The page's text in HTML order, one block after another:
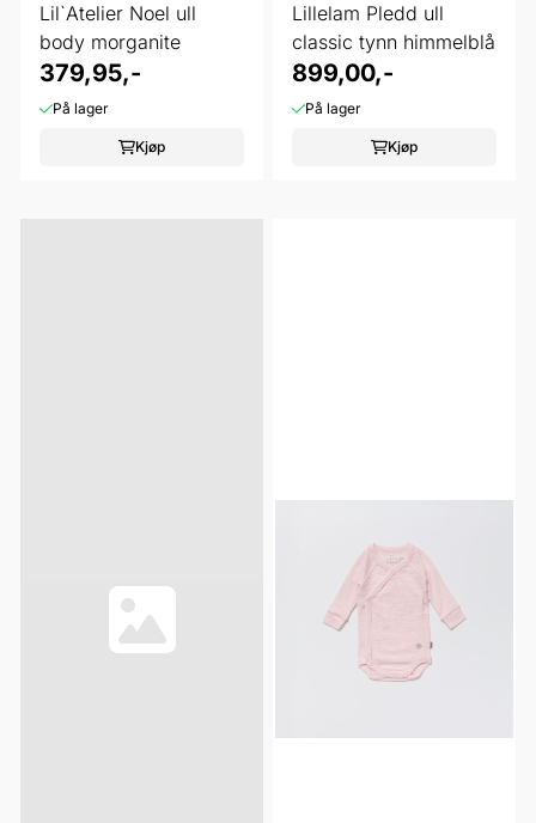
Lil`Atelier Noel ull
body morganite
379,95,-
På lager
Kjøp
Lillelam Pledd ull
classic tynn himmelblå
899,00,-
På lager
Kjøp